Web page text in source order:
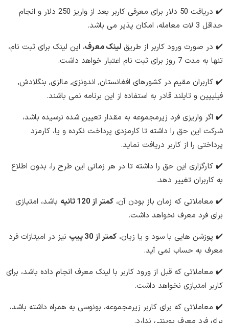
✔️ دریافت 50 دلار برای معرفی کاربر بعد از واریز 250 دلار و انجام
حداقل 3 لات معامله، امکان پذیر می باشد.
✔️ در صورت ورود کاربر از طریق لینک معرف، این لینک برای ثبت نام،
تنها به مدت 7 روز برای ثبت نام اعتبار خواهد داشت.
✔️ کاربران مقیم در کشورهای افغانستان, اندونزی, مالزی, بنگلادش,
فیلیپین و تایلند قادر به استفاده از این برنامه نمی باشند.
✔️ اگر واریزی فرد زیرمجموعه به مقدار تعیین شده نرسیده باشد،
شرکت این حق را داشته تا کارمزدی پرداخت نکرده و یا، کارمزد
پرداختی را از کاربر دریافت نماید.
✔️ کارگزاری این حق را داشته تا در هر زمانی این طرح را، بدون اطلاع
به کاربران تغییر دهد.
✔️ معاملاتی که زمان باز بودن آن، کمتر از 120 ثانیه
باشد، امتیازی
برای فرد معرف نخواهد داشت.
✔️ پوزشن هایی با سود و یا زیان، کمتر از 30 پیپ
نیز در امیتازات فرد
معرف به حساب نمی آید.
✔️ معاملاتی که قبل از ورود کاربر با لینک معرف انجام داده باشد، برای
کاربر امتیازی نخواهد داشت.
✔️ معاملاتی که برای کاربر زیرمجموعه، بونوسی به همراه داشته باشد،